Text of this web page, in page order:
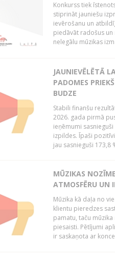
Konkurss tiek
stiprināt jauniešu
ievērošanu un
piedāvāt radošus
nelegālu mūzikas
JAUNIEVĒLĒTĀ
PADOMES
BUDZE
Stabili finanšu
2026. gada pirmā
ieņēmumi
izpildes. Īpaši
jau sasnieguši 173,8
MŪZIKAS
ATMOSFĒRU UN
Mūzika kā daļa no
klientu pieredzes
pamatu, taču
piesaisti. Pētījumi
ir saskaņota ar